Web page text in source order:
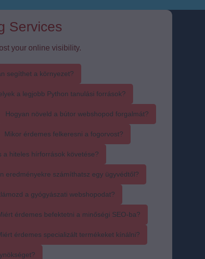
Services
your online visibility.
segíthet a környezet?
a legjobb Python tanulási források?
Hogyan növeld a bútor webshopod forgalmát?
Mikor érdemes felkeresni a fogorvost?
a hiteles hírforrások követése?
eredményekre számíthatsz egy ügyvédtől?
a gyógyászati webshopodat?
érdemes befektetni a minőségi SEO-ba?
érdemes specializált termékeket kínálni?